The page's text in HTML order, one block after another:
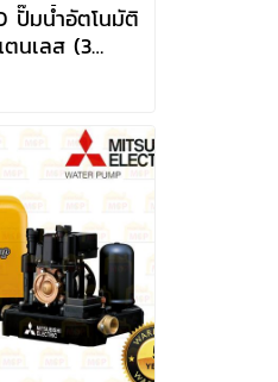
ปั๊มน้ำอัตโนมัติ
นเลส (3